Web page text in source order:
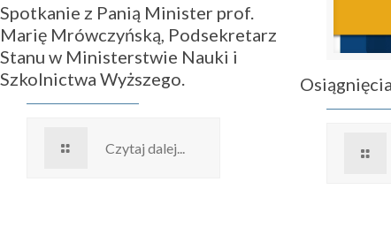
Spotkanie z Panią Minister prof.
Marię Mrówczyńską, Podsekretarz
Stanu w Ministerstwie Nauki i
Szkolnictwa Wyższego.
Czytaj dalej...